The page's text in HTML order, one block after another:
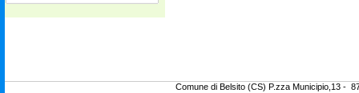
Comune di Belsito (CS) P.zza Municipio,13 -